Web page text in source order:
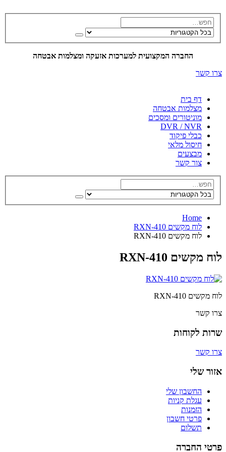
החברה המקצועית למערכות אזעקה ומצלמות אבטחה
צרו קשר
דף בית
מצלמות אבטחה
מוניטורים ומסכים
DVR / NVR
כבלי פיקוד
חיסול מלאי
מבצעים
צור קשר
Home
לוח מקשים RXN-410
לוח מקשים RXN-410
לוח מקשים RXN-410
לוח מקשים RXN-410
צרו קשר
שרות לקוחות
צרו קשר
אזור שלי
החשבון שלי
עגלת קניות
הזמנות
פרטי חשבון
תשלום
פרטי החברה